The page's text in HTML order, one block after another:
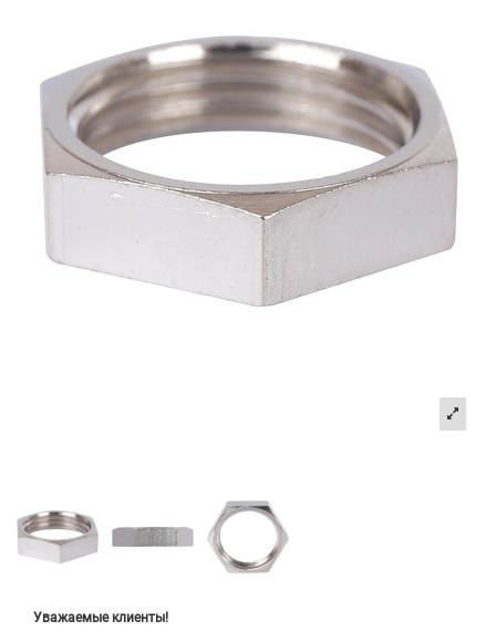
Уважаемые клиенты!